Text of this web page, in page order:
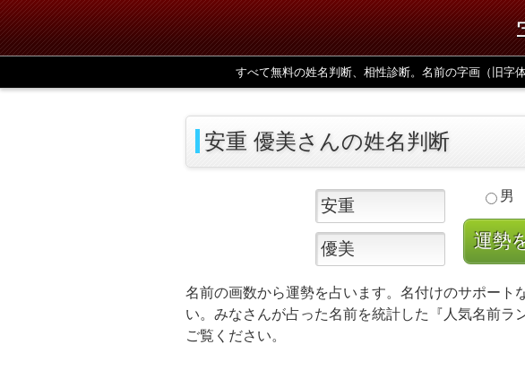
すべて無料の姓名判断、相性診断。名前の字画（旧字
安重 優美さんの姓名判断
男
名前の画数から運勢を占います。名付けのサポート
い。みなさんが占った名前を統計した『人気名前ラ
ご覧ください。